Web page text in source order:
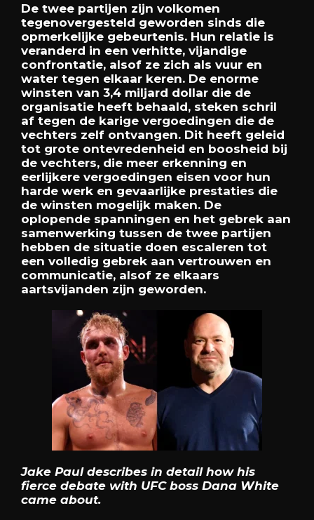
De twee partijen zijn volkomen
tegenovergesteld geworden sinds die
opmerkelijke gebeurtenis. Hun relatie is
veranderd in een verhitte, vijandige
confrontatie, alsof ze zich als vuur en
water tegen elkaar keren. De enorme
winsten van 3,4 miljard dollar die de
organisatie heeft behaald, steken schril
af tegen de karige vergoedingen die de
vechters zelf ontvangen. Dit heeft geleid
tot grote ontevredenheid en boosheid bij
de vechters, die meer erkenning en
eerlijkere vergoedingen eisen voor hun
harde werk en gevaarlijke prestaties die
de winsten mogelijk maken. De
oplopende spanningen en het gebrek aan
samenwerking tussen de twee partijen
hebben de situatie doen escaleren tot
een volledig gebrek aan vertrouwen en
communicatie, alsof ze elkaars
aartsvijanden zijn geworden.
Jake Paul describes in detail how his
fierce debate with UFC boss Dana White
came about.